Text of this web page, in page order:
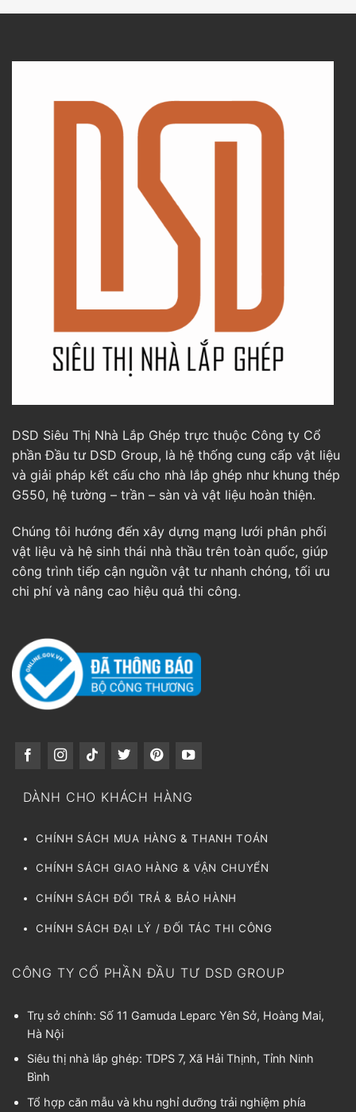
DSD Siêu Thị Nhà Lắp Ghép trực thuộc Công ty Cổ
phần Đầu tư DSD Group, là hệ thống cung cấp vật liệu
và giải pháp kết cấu cho nhà lắp ghép như khung thép
G550, hệ tường – trần – sàn và vật liệu hoàn thiện.
Chúng tôi hướng đến xây dựng mạng lưới phân phối
vật liệu và hệ sinh thái nhà thầu trên toàn quốc, giúp
công trình tiếp cận nguồn vật tư nhanh chóng, tối ưu
chi phí và nâng cao hiệu quả thi công.
DÀNH CHO KHÁCH HÀNG
CHÍNH SÁCH MUA HÀNG & THANH TOÁN
CHÍNH SÁCH GIAO HÀNG & VẬN CHUYỂN
CHÍNH SÁCH ĐỔI TRẢ & BẢO HÀNH
CHÍNH SÁCH ĐẠI LÝ / ĐỐI TÁC THI CÔNG
CÔNG TY CỔ PHẦN ĐẦU TƯ DSD GROUP
Trụ sở chính: Số 11 Gamuda Leparc Yên Sở, Hoàng Mai,
Hà Nội
Siêu thị nhà lắp ghép: TDPS 7, Xã Hải Thịnh, Tỉnh Ninh
Bình
Tổ hợp căn mẫu và khu nghỉ dưỡng trải nghiệm phía